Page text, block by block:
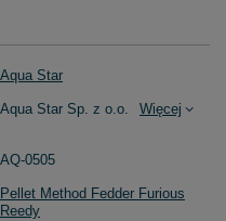
Aqua Star
Aqua Star Sp. z o.o. Więcej
AQ-0505
Pellet Method Fedder Furious
Reedy